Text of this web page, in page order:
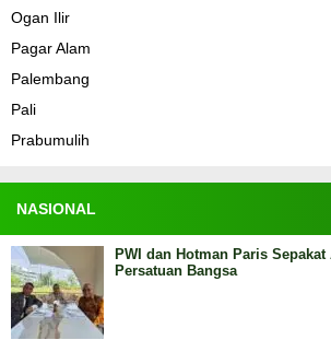
Ogan Ilir
Pagar Alam
Palembang
Pali
Prabumulih
NASIONAL
PWI dan Hotman Paris
Persatuan Bangsa